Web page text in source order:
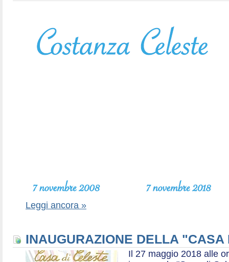
Leggi ancora »
INAUGURAZIONE DELLA
Il 27 maggio 2018 alle